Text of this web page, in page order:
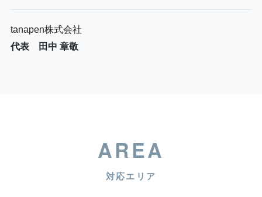
tanapen株式会社
代表 田中 章敬
AREA
対応エリア